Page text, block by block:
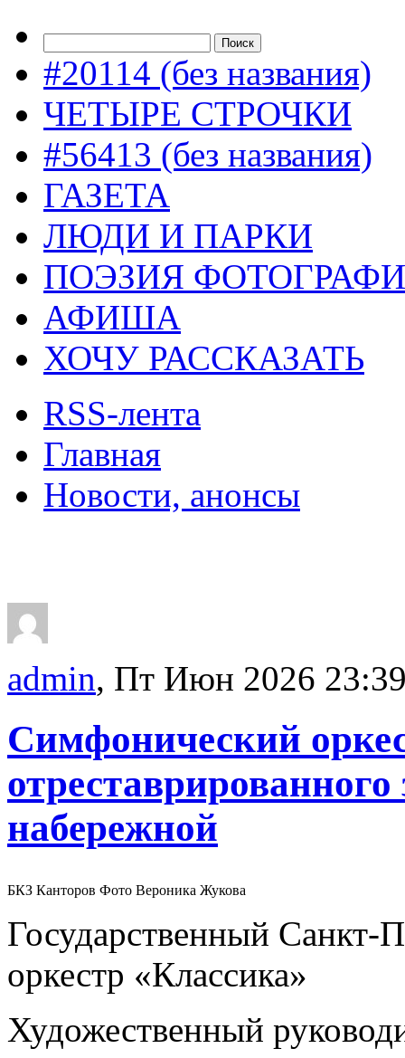
#20114 (без названия)
ЧЕТЫРЕ СТРОЧКИ
#56413 (без названия)
ГАЗЕТА
ЛЮДИ И ПАРКИ
ПОЭЗИЯ
АФИША
ХОЧУ РАССКАЗАТЬ
RSS-лента
Главная
Новости, анонсы
admin, Пт Июн 2026
Симфонический
набережной
БКЗ Канторов Фото Вероника Жукова
Государственный Санкт-
оркестр «Классика»
Художественный